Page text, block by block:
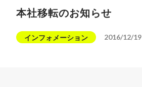
本社移転のお知らせ
インフォメーション 2016/12/19